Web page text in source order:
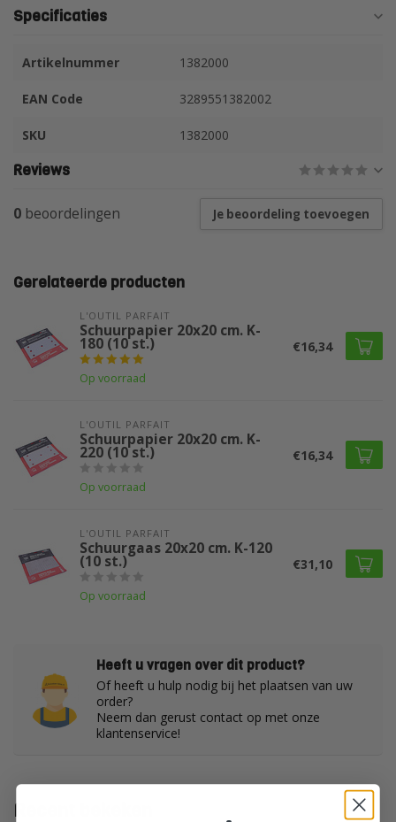
Specificaties
Artikelnummer 1382000
EAN Code 3289551382002
SKU 1382000
Reviews
0 beoordelingen Je beoordeling toevoegen
Gerelateerde producten
L'OUTIL PARFAIT
Schuurpapier 20x20 cm. K-
180 (10 st.)
Op voorraad
€16,34
L'OUTIL PARFAIT
Schuurpapier 20x20 cm. K-
220 (10 st.)
Op voorraad
€16,34
L'OUTIL PARFAIT
Schuurgaas 20x20 cm. K-120
(10 st.)
Op voorraad
€31,10
Heeft u vragen over dit product?
Of heeft u hulp nodig bij het plaatsen van uw
order?
Neem dan gerust contact op met onze
klantenservice!
Recent bekeken